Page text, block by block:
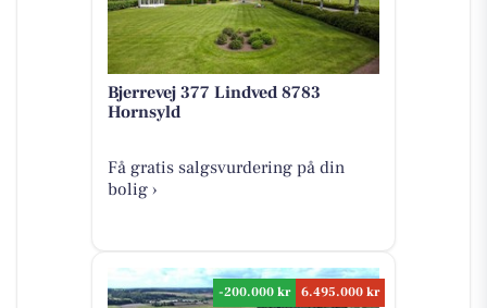
Bjerrevej 377 Lindved 8783
Hornsyld
Få gratis salgsvurdering på din
bolig ›
-200.000 kr
6.495.000 kr